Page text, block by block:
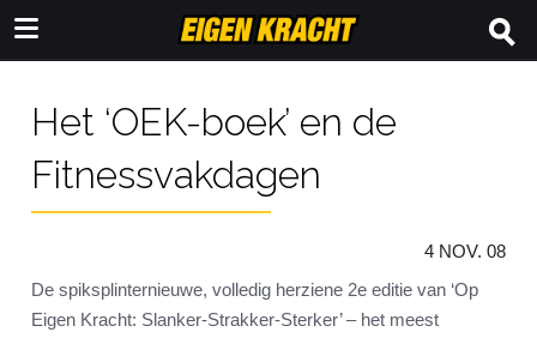
Het ‘OEK-boek’ en de
Fitnessvakdagen
4 NOV. 08
De spiksplinternieuwe, volledig herziene 2e editie van ‘Op
Eigen Kracht: Slanker-Strakker-Sterker’ – het meest